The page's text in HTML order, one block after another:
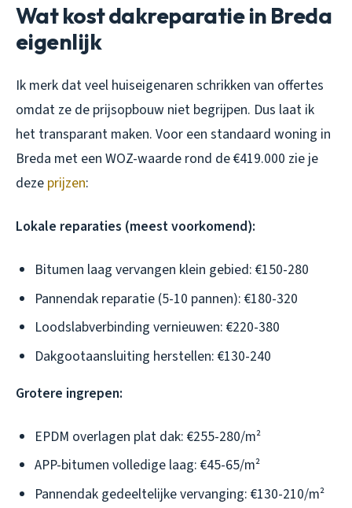
Wat kost dakreparatie in Breda
eigenlijk
Ik merk dat veel huiseigenaren schrikken van offertes
omdat ze de prijsopbouw niet begrijpen. Dus laat ik
het transparant maken. Voor een standaard woning in
Breda met een WOZ-waarde rond de €419.000 zie je
deze prijzen:
Lokale reparaties (meest voorkomend):
Bitumen laag vervangen klein gebied: €150-280
Pannendak reparatie (5-10 pannen): €180-320
Loodslabverbinding vernieuwen: €220-380
Dakgootaansluiting herstellen: €130-240
Grotere ingrepen:
EPDM overlagen plat dak: €255-280/m²
APP-bitumen volledige laag: €45-65/m²
Pannendak gedeeltelijke vervanging: €130-210/m²